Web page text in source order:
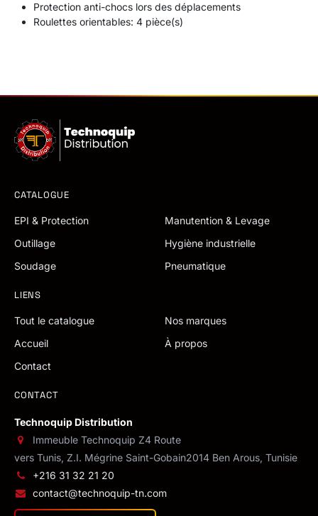
Protection anti-chocs lors des déplacements
Roulettes orientables: 4 pièce(s)
CATALOGUE
EPI & Protection
Manutention & Levage
Outillage
Hygiène industrielle
Soudage
Pneumatique
LIENS
Tout le catalogue
Nos marques
Accueil
À propos
Contact
CONTACT
Technoquip Distribution
Immeuble Technoquip Z4 Route
vers Tunis, Z.I. Mégrine Saint-Gobain2014 Ben Arous, Tunisie
+216 31 32 21 20
contact@technoquip-tn.com